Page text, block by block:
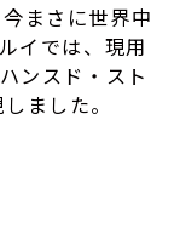
まさに世界中
イでは、現用
ンスド・スト
ました。